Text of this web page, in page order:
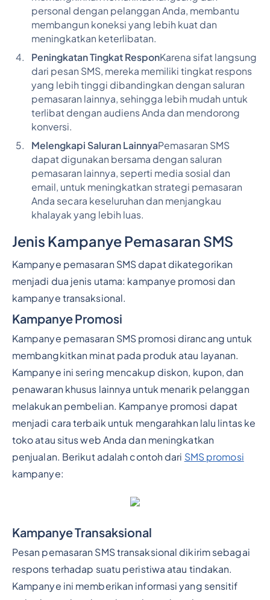
personal dengan pelanggan Anda, membantu
membangun koneksi yang lebih kuat dan
meningkatkan keterlibatan.
Peningkatan Tingkat ResponKarena sifat langsung
dari pesan SMS, mereka memiliki tingkat respons
yang lebih tinggi dibandingkan dengan saluran
pemasaran lainnya, sehingga lebih mudah untuk
terlibat dengan audiens Anda dan mendorong
konversi.
Melengkapi Saluran LainnyaPemasaran SMS
dapat digunakan bersama dengan saluran
pemasaran lainnya, seperti media sosial dan
email, untuk meningkatkan strategi pemasaran
Anda secara keseluruhan dan menjangkau
khalayak yang lebih luas.
Jenis Kampanye Pemasaran SMS
Kampanye pemasaran SMS dapat dikategorikan
menjadi dua jenis utama: kampanye promosi dan
kampanye transaksional.
Kampanye Promosi
Kampanye pemasaran SMS promosi dirancang untuk
membangkitkan minat pada produk atau layanan.
Kampanye ini sering mencakup diskon, kupon, dan
penawaran khusus lainnya untuk menarik pelanggan
melakukan pembelian. Kampanye promosi dapat
menjadi cara terbaik untuk mengarahkan lalu lintas ke
toko atau situs web Anda dan meningkatkan
penjualan. Berikut adalah contoh dari SMS promosi
kampanye:
Kampanye Transaksional
Pesan pemasaran SMS transaksional dikirim sebagai
respons terhadap suatu peristiwa atau tindakan.
Kampanye ini memberikan informasi yang sensitif